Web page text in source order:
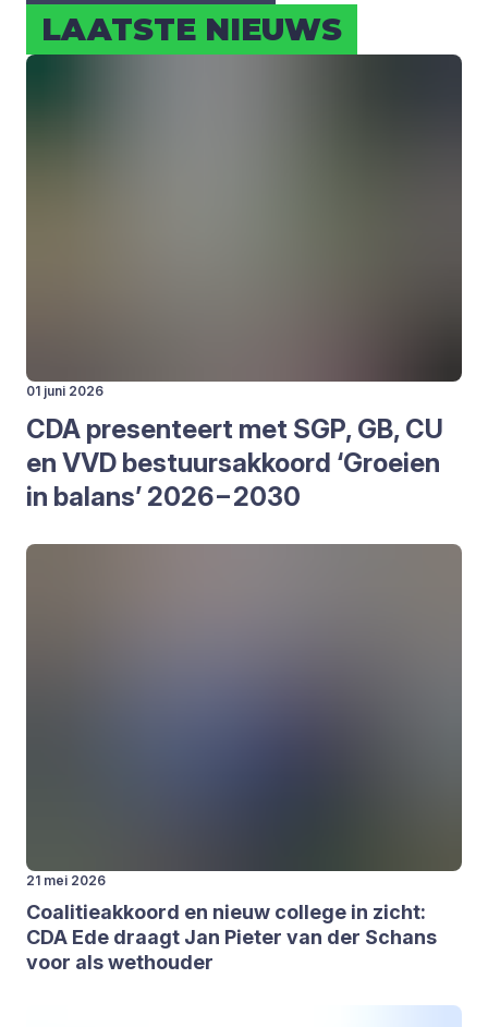
LAAT­STE NIEUWS
01 juni 2026
CDA pre­sen­teert met SGP, GB, CU
en VVD bestuurs­ak­koord ‘Groei­en
in balans’ 2026–2030
21 mei 2026
Coa­li­tie­ak­koord en nieuw col­le­ge in zicht:
CDA Ede draagt Jan Pie­ter van der Schans
voor als wet­hou­der